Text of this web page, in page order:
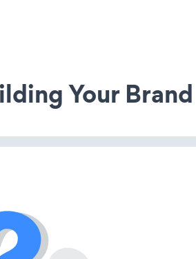
Your Brand